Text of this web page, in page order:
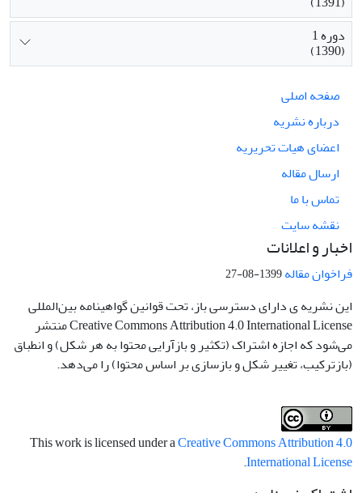
دوره 1
(1390)
صفحه اصلی
درباره نشریه
اعضای هیات تحریریه
ارسال مقاله
تماس با ما
نقشه سایت
اخبار و اعلانات
فراخوان مقاله1399-08-27
این نشریه ی دارای دسترسی باز، تحت قوانین گواهینامه بین‌المللی
Creative Commons Attribution 4.0 International License منتشر
می‌شود که اجازه اشتراک (تکثیر و بازآرایی محتوا به هر شکل) و انطباق
(بازترکیب، تغییر شکل و بازسازی بر اساس محتوا) را می‌دهد.
This work is licensed under aCreative Commons Attribution 4.0
International License
.